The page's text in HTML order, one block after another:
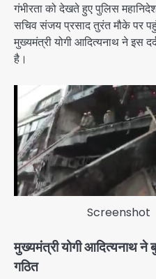
गंभीरता को देखते हुए पुलिस
सचिव संजय प्रसाद तुरंत मौके पर
मुख्यमंत्री योगी आदित्यनाथ ने इस
है।
Screenshot
मुख्यमंत्री योगी आदित्यनाथ
गठित